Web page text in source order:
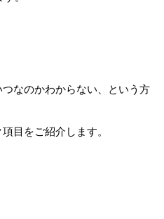
なのかわからない、という方
目をご紹介します。